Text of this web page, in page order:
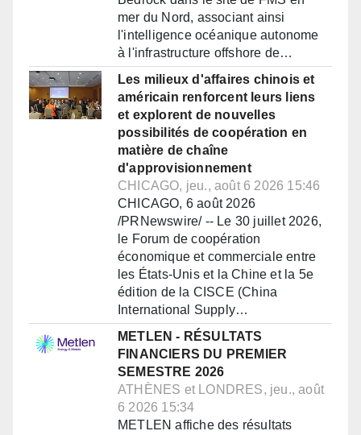
mer du Nord, associant ainsi
l'intelligence océanique autonome
à l'infrastructure offshore de…
Les milieux d'affaires chinois et
américain renforcent leurs liens
et explorent de nouvelles
possibilités de coopération en
matière de chaîne
d'approvisionnement
CHICAGO, jeu., août 6 2026 15:46
CHICAGO, 6 août 2026
/PRNewswire/ -- Le 30 juillet 2026,
le Forum de coopération
économique et commerciale entre
les États-Unis et la Chine et la 5e
édition de la CISCE (China
International Supply…
METLEN - RÉSULTATS
FINANCIERS DU PREMIER
SEMESTRE 2026
ATHÈNES et LONDRES, jeu., août
6 2026 15:34
METLEN affiche des résultats